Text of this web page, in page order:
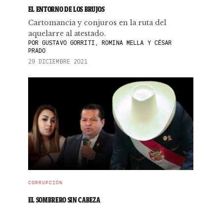
EL ENTORNO DE LOS BRUJOS
Cartomancia y conjuros en la ruta del
aquelarre al atestado.
PORGUSTAVO GORRITI, ROMINA MELLA Y CÉSAR
PRADO
29 DICIEMBRE 2021
CORRUPCIÓN
EL SOMBRERO SIN CABEZA